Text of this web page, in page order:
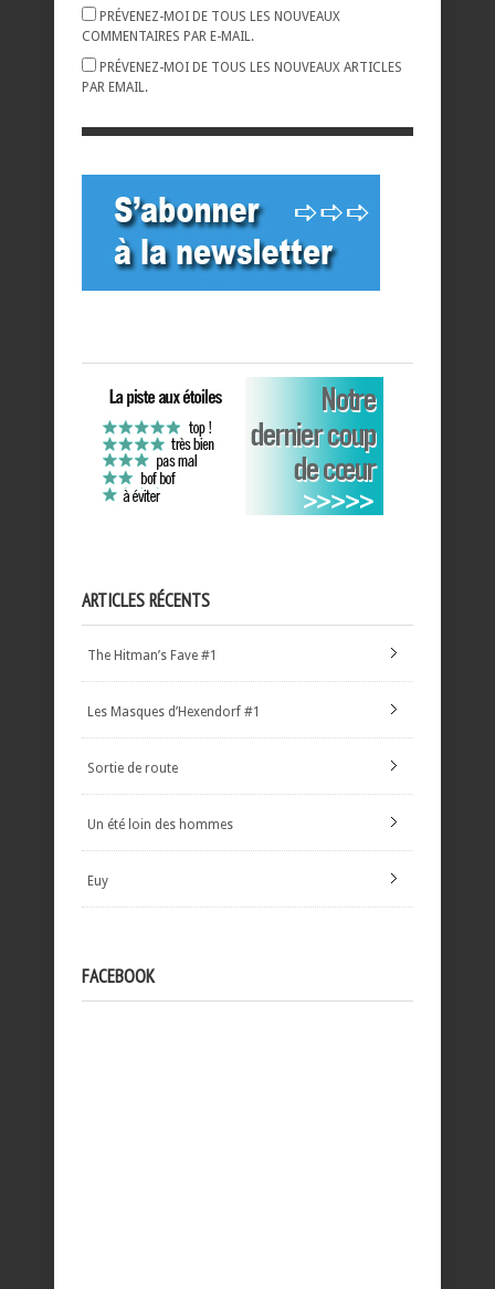
PRÉVENEZ-MOI DE TOUS LES NOUVEAUX
COMMENTAIRES PAR E-MAIL.
PRÉVENEZ-MOI DE TOUS LES NOUVEAUX ARTICLES
PAR EMAIL.
ARTICLES RÉCENTS
The Hitman’s Fave #1
Les Masques d’Hexendorf #1
Sortie de route
Un été loin des hommes
Euy
FACEBOOK